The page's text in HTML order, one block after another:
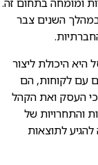
ומומחה בתחום זה.
השנים צבר
היכולת ליצור
עם לקוחות, הם
העסק ואת הקהל
והתחרויות של
לתוצאות